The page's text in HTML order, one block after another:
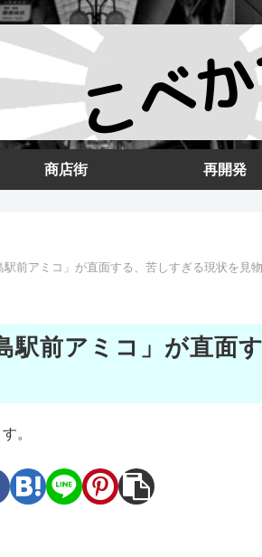
商店街 再開発
前アミコ」が直面する、苦しすぎる現状を見物
駅前アミコ」が直面
。